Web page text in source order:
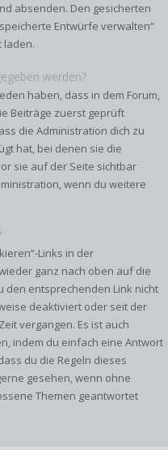
absenden. Den gesicherten
Entwürfe verwalten“
laden.
werden?
haben, dass in dem Forum,
Beiträge zuerst geprüft
die Administration dich zu
hat, bei denen sie die
sie auf der Seite sichtbar
wenn du weitere
Links in der
ganz nach oben auf die
den entsprechenden Link nicht
deaktiviert oder seit der
vergangen. Es ist auch
indem du einfach eine Antwort
du die Regeln dieses
gesehen, wenn ohne
Themen geantwortet